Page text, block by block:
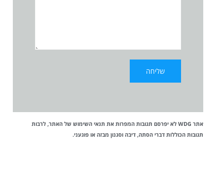
אתר WDG לא יפרסם תגובות המפרות את תנאי השימוש של האתר, לרבות
תגובות הכוללות דברי הסתה, דיבה וסגנון מבזה או פוגעני.